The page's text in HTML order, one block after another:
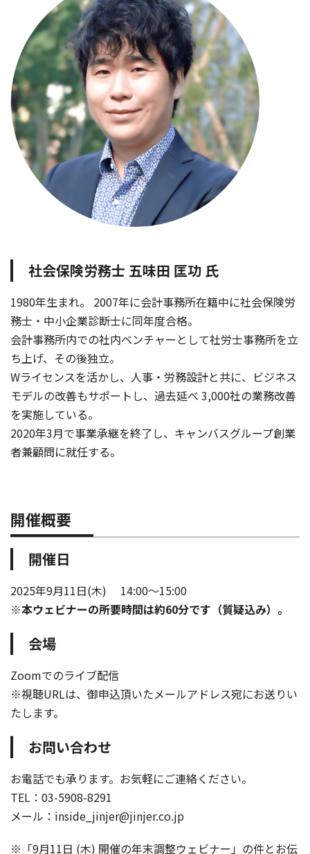
社会保険労務士 五味田 匡功 氏
1980年生まれ。 2007年に会計事務所在籍中に社会保険労
務士・中小企業診断士に同年度合格。
会計事務所内での社内ベンチャーとして社労士事務所を立
ち上げ、その後独立。
Wライセンスを活かし、人事・労務設計と共に、ビジネス
モデルの改善もサポートし、過去延べ 3,000社の業務改善
を実施している。
2020年3月で事業承継を終了し、キャンバスグループ創業
者兼顧問に就任する。
開催概要
開催日
2025年9月11日(木) 14:00～15:00
※本ウェビナーの所要時間は約60分です（質疑込み）。
会場
Zoomでのライブ配信
※視聴URLは、御申込頂いたメールアドレス宛にお送りい
たします。
お問い合わせ
お電話でも承ります。お気軽にご連絡ください。
TEL：03-5908-8291
メール：inside_jinjer@jinjer.co.jp
※「9月11日 (木) 開催の年末調整ウェビナー」の件とお伝